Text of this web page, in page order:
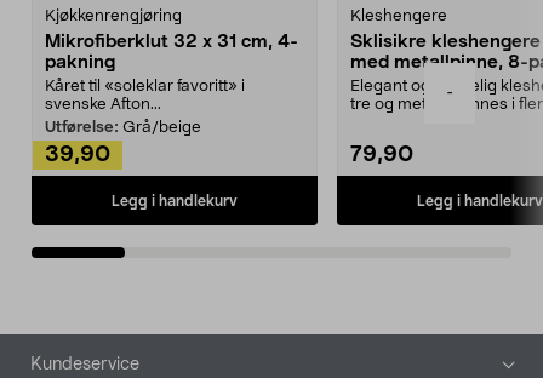
-
Kjøkkenrengjøring
Mikrofiberklut 32 x 31 cm, 4-
pakning
Kåret til «soleklar favoritt» i
svenske Afton...
Utførelse: Grå/beige
39,90
Legg i handlekurv
Kleshengere
Sklisikre
med metallpinne, 8-
Elegant og skikkelig
tre og metall – finnes i
79,90
Legg i handlekurv
Bunntekst
Kundeservice